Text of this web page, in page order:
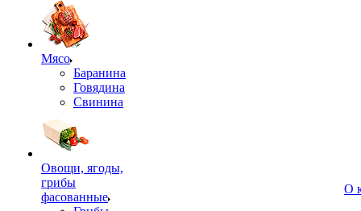
Мясо
Баранина
Говядина
Свинина
Овощи, ягоды,
грибы
фасованные
О